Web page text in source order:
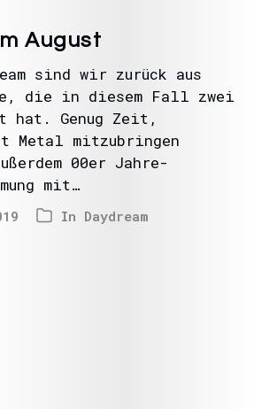
August
sind wir zurück aus
die in diesem Fall zwei
hat. Genug Zeit,
Metal mitzubringen
00er Jahre-
mit…
In Daydream